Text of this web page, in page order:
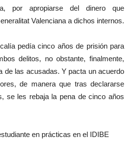
por apropiarse del dinero que
Valenciana a dichos internos.
pedía cinco años de prisión para
delitos, no obstante, finalmente,
de las acusadas. Y pacta un acuerdo
de manera que tras declararse
se les rebaja la pena de cinco años
en prácticas en el IDIBE